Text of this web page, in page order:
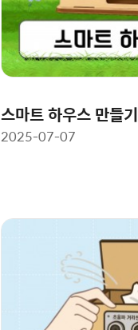
스마트 하우스 만들기
2025-07-07